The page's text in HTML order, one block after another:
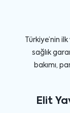
Türkiye’nin
sağlık
bakımı,
Elit